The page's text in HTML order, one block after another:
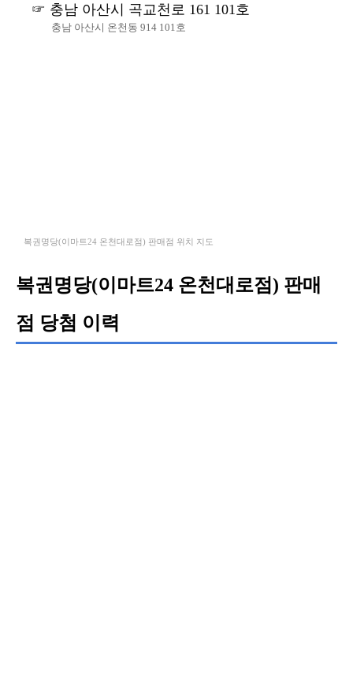
충남 아산시 곡교천로 161 101호
충남 아산시 온천동 914 101호
복권명당(이마트24 온천대로점) 판매점 위치 지도
복권명당(이마트24 온천대로점) 판매
점 당첨 이력